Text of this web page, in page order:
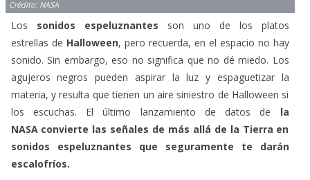
Crédito: NASA
Los sonidos espeluznantes son uno de los platos
estrellas de Halloween, pero recuerda, en el espacio no hay
sonido. Sin embargo, eso no significa que no dé miedo. Los
agujeros negros pueden aspirar la luz y espaguetizar la
materia, y resulta que tienen un aire siniestro de Halloween si
los escuchas. El último lanzamiento de datos de la
NASA convierte las señales de más allá de la Tierra en
sonidos espeluznantes que seguramente te darán
escalofríos.